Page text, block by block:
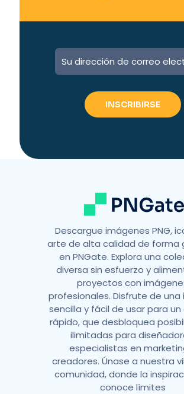
Descargue imágenes PNG,
arte de alta calidad de forma
en PNGate. Explora una
diversa sin esfuerzo y
proyectos con
profesionales. Disfrute de una
sencilla y fácil de usar para
rápido, que desbloquea
ilimitadas para
especialistas en
creadores. Únase a nuestra
comunidad, donde la
conoce límites